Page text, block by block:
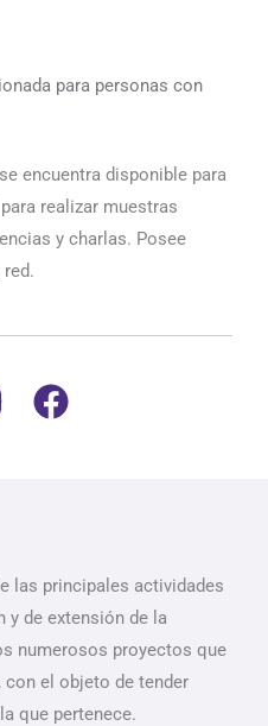
para personas con
encuentra disponible para
realizar muestras
y charlas. Posee
las principales actividades
y de extensión de la
numerosos proyectos que
con el objeto de tender
que pertenece.